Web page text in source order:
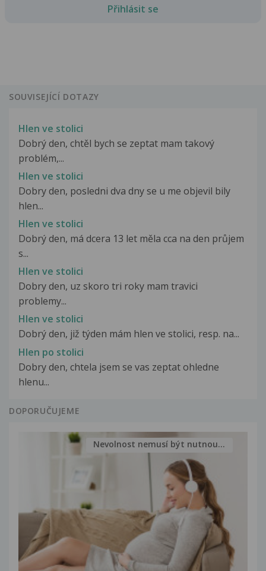
Přihlásit se
SOUVISEJÍCÍ DOTAZY
Hlen ve stolici
Dobrý den, chtěl bych se zeptat mam takový
problém,...
Hlen ve stolici
Dobry den, posledni dva dny se u me objevil bily
hlen...
Hlen ve stolici
Dobrý den, má dcera 13 let měla cca na den průjem
s...
Hlen ve stolici
Dobry den, uz skoro tri roky mam travici
problemy...
Hlen ve stolici
Dobrý den, již týden mám hlen ve stolici, resp. na...
Hlen po stolici
Dobry den, chtela jsem se vas zeptat ohledne
hlenu...
DOPORUČUJEME
Nevolnost nemusí být nutnou...